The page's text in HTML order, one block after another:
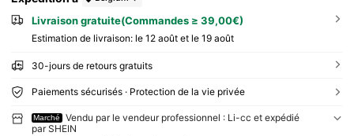
Livraison gratuite(Commandes ≥ 39,00€)
Estimation de livraison: le 12 août et le 19 août
30-jours de retours gratuits
Paiements sécurisés · Protection de la vie privée
Marché
Vendu par le vendeur professionnel : Li-cc et expédié
par SHEIN